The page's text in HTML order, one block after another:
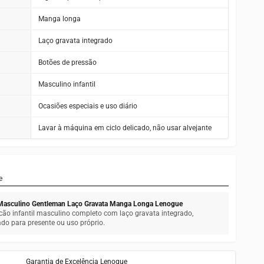
Manga longa
Laço gravata integrado
Botões de pressão
Masculino infantil
Ocasiões especiais e uso diário
Lavar à máquina em ciclo delicado, não usar alvejante
Gentleman Laço Gravata Manga Longa Lenogue
infantil masculino completo com laço gravata integrado,
para presente ou uso próprio.
Garantia de Excelência Lenogue